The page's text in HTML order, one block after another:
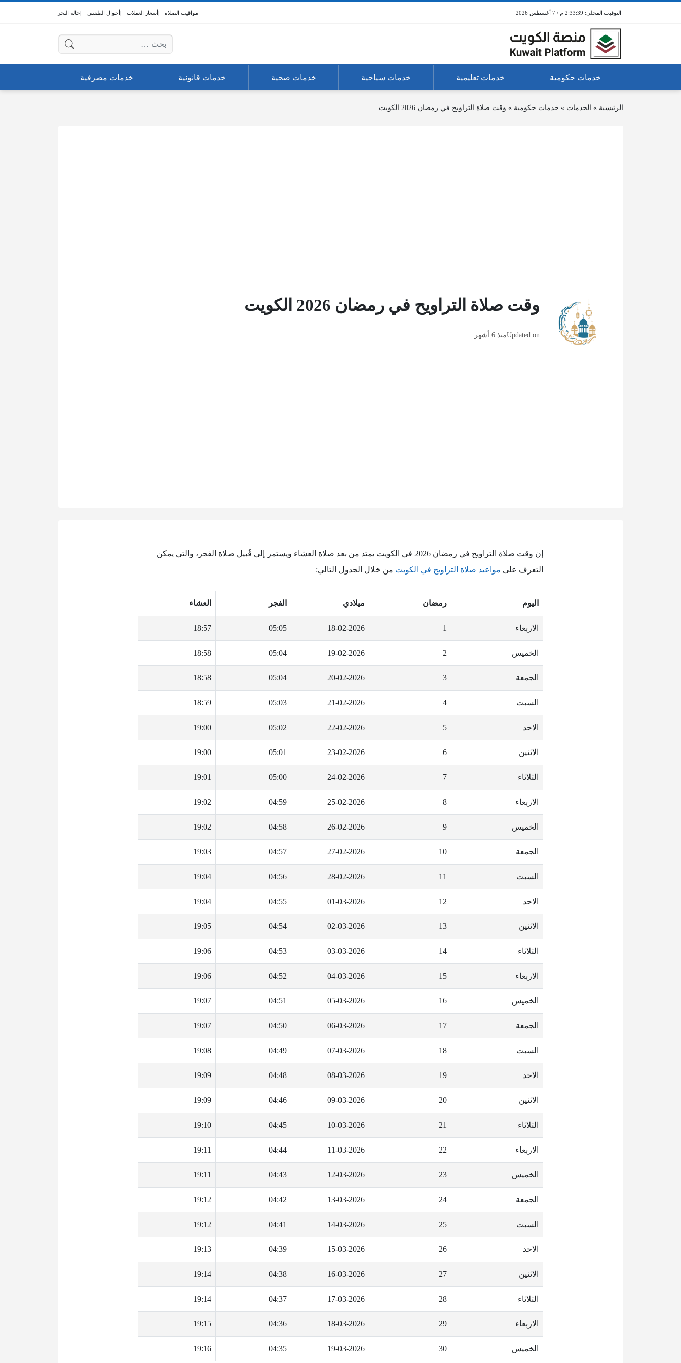
2:33:40 م / 7 أغسطس 2026 مواقيت الصلاة أسعار العملات أحوال الطقس حالة البحر
البحث عن:
خدمات حكومية خدمات تعليمية خدمات سياحية خدمات صحية خدمات قانونية خدمات مصرفية
الرئيسية » الخدمات » خدمات حكومية » وقت صلاة التراويح في رمضان 2026 الكويت
وقت صلاة التراويح في رمضان 2026 الكويت
Updated onمنذ 6 أشهر
إن وقت صلاة التراويح في رمضان 2026 في الكويت يمتد من بعد صلاة العشاء ويستمر إلى قُبيل صلاة الفجر، والتي يمكن
التعرف على مواعيد صلاة التراويح في الكويت من خلال الجدول التالي:
اليوم رمضان ميلادي الفجر العشاء
الاربعاء 1
18-02-2026
05:05
18:57
الخميس 2
19-02-2026
05:04
18:58
الجمعة 3
20-02-2026
05:04
18:58
السبت 4
21-02-2026
05:03
18:59
الاحد 5
22-02-2026
05:02
19:00
الاثنين 6
23-02-2026
05:01
19:00
الثلاثاء 7
24-02-2026
05:00
19:01
الاربعاء 8
25-02-2026
04:59
19:02
الخميس 9
26-02-2026
04:58
19:02
الجمعة 10
27-02-2026
04:57
19:03
السبت 11
28-02-2026
04:56
19:04
الاحد 12
01-03-2026
04:55
19:04
الاثنين 13
02-03-2026
04:54
19:05
الثلاثاء 14
03-03-2026
04:53
19:06
الاربعاء 15
04-03-2026
04:52
19:06
الخميس 16
05-03-2026
04:51
19:07
الجمعة 17
06-03-2026
04:50
19:07
السبت 18
07-03-2026
04:49
19:08
الاحد 19
08-03-2026
04:48
19:09
الاثنين 20
09-03-2026
04:46
19:09
الثلاثاء 21
10-03-2026
04:45
19:10
الاربعاء 22
11-03-2026
04:44
19:11
الخميس 23
12-03-2026
04:43
19:11
الجمعة 24
13-03-2026
04:42
19:12
السبت 25
14-03-2026
04:41
19:12
الاحد 26
15-03-2026
04:39
19:13
الاثنين 27
16-03-2026
04:38
19:14
الثلاثاء 28
17-03-2026
04:37
19:14
الاربعاء 29
18-03-2026
04:36
19:15
الخميس 30
19-03-2026
04:35
19:16